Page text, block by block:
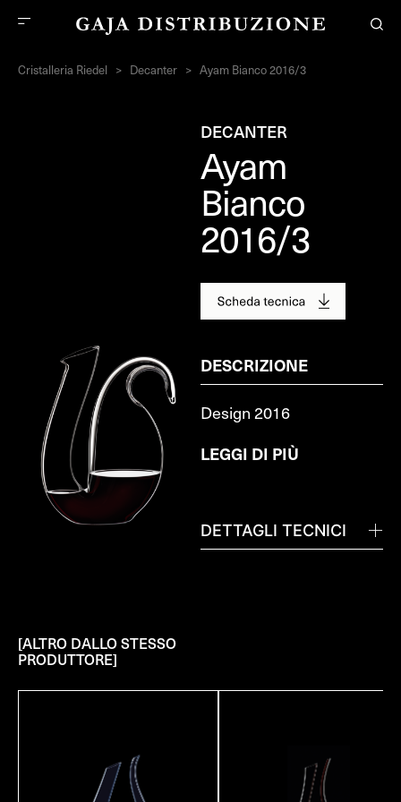
Cristalleria Riedel > Decanter > Ayam Bianco 2016/3
DECANTER
Ayam
Bianco
2016/3
DESCRIZIONE
Design 2016
LEGGI DI PIÙ
DETTAGLI TECNICI
[ALTRO DALLO STESSO
PRODUTTORE]